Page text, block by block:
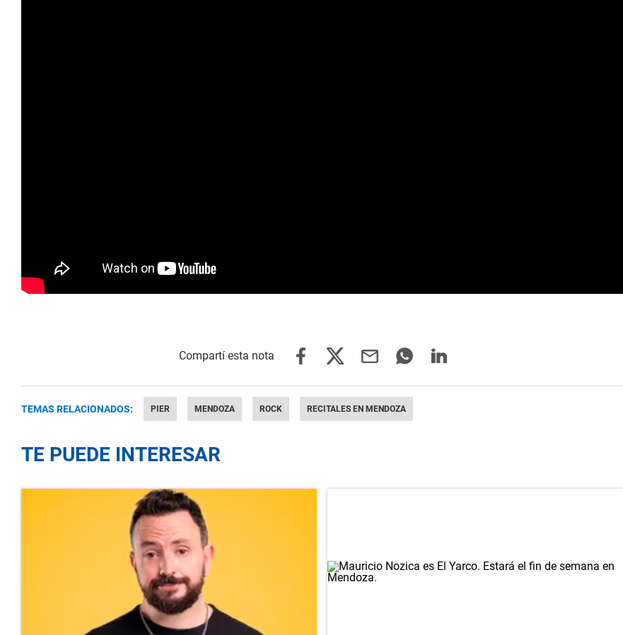
TEMAS RELACIONADOS: PIER MENDOZA ROCK RECITALES EN MENDOZA
TE PUEDE INTERESAR